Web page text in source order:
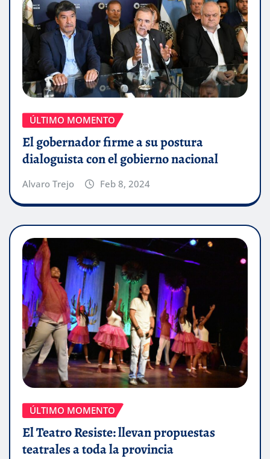
ÚLTIMO MOMENTO
El gobernador firme a su postura
dialoguista con el gobierno nacional
Alvaro Trejo Feb 8, 2024
ÚLTIMO MOMENTO
El Teatro Resiste: llevan propuestas
teatrales a toda la provincia